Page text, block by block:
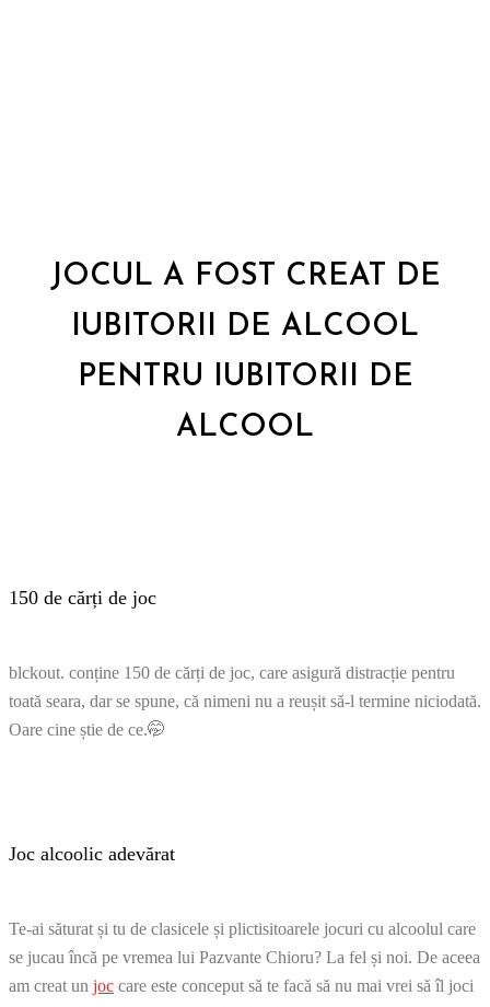
JOCUL A FOST CREAT DE
IUBITORII DE ALCOOL
PENTRU IUBITORII DE
ALCOOL
150 de cărți de joc
blckout. conține 150 de cărți de joc, care asigură distracție pentru
toată seara, dar se spune, că nimeni nu a reușit să-l termine niciodată.
Oare cine știe de ce.🤭
Joc alcoolic adevărat
Te-ai săturat și tu de clasicele și plictisitoarele jocuri cu alcoolul care
se jucau încă pe vremea lui Pazvante Chioru? La fel și noi. De aceea
am creat un joc care este conceput să te facă să nu mai vrei să îl joci